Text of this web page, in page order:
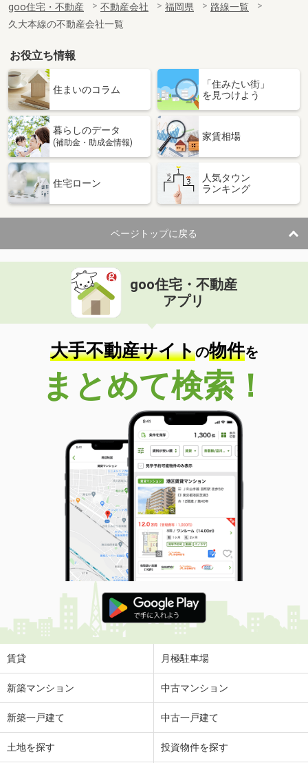
goo住宅・不動産 不動産会社 福岡県
路線一覧
久大本線の不動産会社一覧
お役立ち情報
住まいのコラム
「住みたい街」
を見つけよう
暮らしのデータ
(補助金・助成金情報)
家賃相場
住宅ローン
人気タウン
ランキング
ページトップに戻る
goo住宅・不動産
アプリ
大手不動産サイトの物件を
まとめて検索！
賃貸 月極駐車場
新築マンション 中古マンション
新築一戸建て 中古一戸建て
土地を探す 投資物件を探す